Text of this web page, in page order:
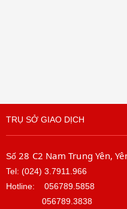
TRỤ SỞ GIAO DỊCH
Số 28 C2 Nam Trung Yên,
Tel: (024) 3.7911.966
Hotline: 056789.5858
056789.3838